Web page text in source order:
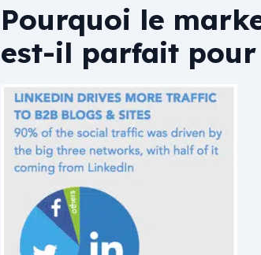
Pourquoi le
est-il parfait pour